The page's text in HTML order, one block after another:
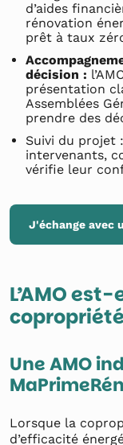
d’aides
rénovation
prêt à taux
décision :
présentation
Assemblées
prendre des
Suivi du projet
intervenants,
vérifie leur
J'échange avec
L’AMO
Une AMO
Lorsque la
d’efficacité